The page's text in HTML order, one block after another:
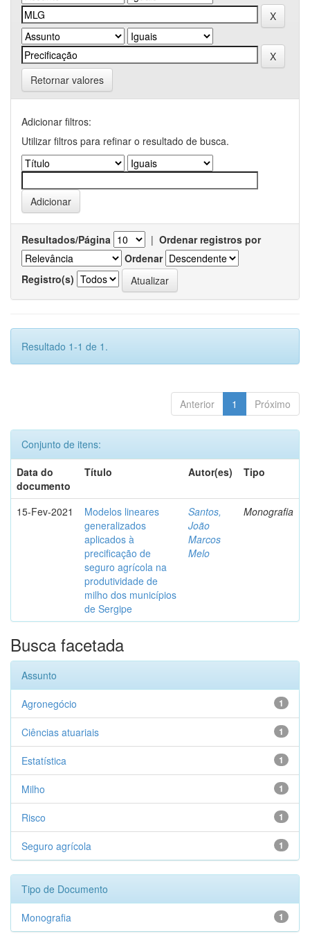
Retornar valores
Adicionar filtros:
Utilizar filtros para refinar o resultado de busca.
Resultados/Página | Ordenar registros por
Ordenar
Registro(s)
Resultado 1-1 de 1.
Anterior 1 Próximo
Conjunto de itens:
Data do
documento
Título Autor(es) Tipo
15-Fev-2021
Modelos lineares
generalizados
aplicados à
precificação de
seguro agrícola na
produtividade de
milho dos municípios
de Sergipe
Santos,
João
Marcos
Melo
Monografia
Busca facetada
Assunto
1
Agronegócio
1
Ciências atuariais
1
Estatística
1
Milho
1
Risco
1
Seguro agrícola
Tipo de Documento
1
Monografia